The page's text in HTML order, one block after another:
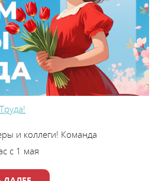
и коллеги! Команда
с 1 мая